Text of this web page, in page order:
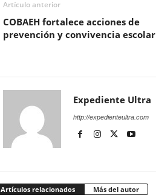
Artículo anterior
COBAEH fortalece acciones de
prevención y convivencia escolar
Expediente Ultra
http://expedienteultra.com
Artículos relacionados Más del autor